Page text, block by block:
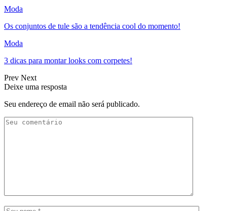
Moda
Os conjuntos de tule são a tendência cool do momento!
Moda
3 dicas para montar looks com corpetes!
Prev Next
Deixe uma resposta
Seu endereço de email não será publicado.